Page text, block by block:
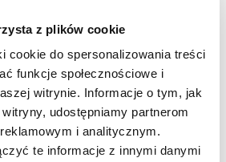
z plików cookie
cookie do spersonalizowania treści
funkcje społecznościowe i
witrynie. Informacje o tym, jak
udostępniamy partnerom
i analitycznym.
te informacje z innymi danymi